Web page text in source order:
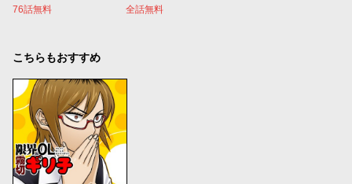
76話無料 全話無料
こちらもおすすめ